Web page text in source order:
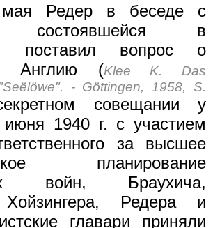
Редер в беседе с
состоявшейся в
поставил вопрос о
Англию (Klee K. Das
- Göttingen, 1958, S.
совещании у
июня 1940 г. с участием
за высшее
планирование
войн, Браухича,
Хойзингера, Редера и
главари приняли